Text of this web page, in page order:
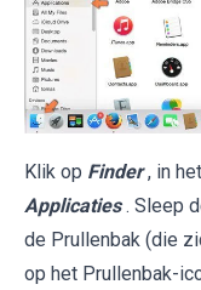
Klik op Finder , in
Applicaties . Sleep
de Prullenbak (die
op het Prullenbak-